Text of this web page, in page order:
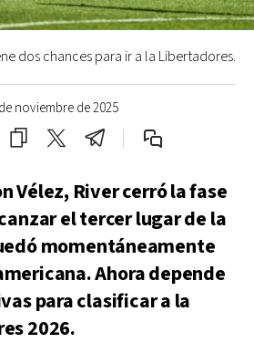
noviembre de 2025
dos chances para ir a la Libertadores.
Vélez, River cerró la fase
el tercer lugar de la
momentáneamente
Ahora depende
para clasificar a la
2026.